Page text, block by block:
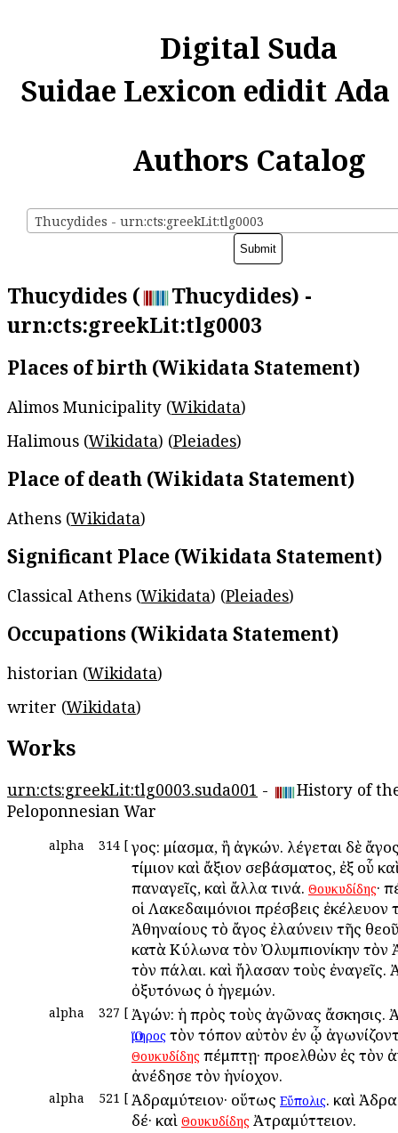
Digital Suda
Suidae Lexicon edidit
Authors Catalog
Thucydides - urn:cts:greekLit:tlg0003
Thucydides (
Thucydides) -
urn:cts:greekLit:tlg0003
Places of birth (Wikidata Statement)
Alimos Municipality (Wikidata)
Halimous (Wikidata) (Pleiades)
Place of death (Wikidata Statement)
Athens (Wikidata)
Significant Place (Wikidata Statement)
Classical Athens (Wikidata) (Pleiades)
Occupations (Wikidata Statement)
historian (Wikidata)
writer (Wikidata)
Works
urn:cts:greekLit:tlg0003.suda001 -
History of
Peloponnesian War
alpha 314 [ Ἄγος: μίασμα, ἢ ἀγκών. λέγεται δὲ
τίμιον καὶ ἄξιον σεβάσματος, ἐξ οὗ
παναγεῖς, καὶ ἄλλα τινά. Θουκυδίδης·
οἱ Λακεδαιμόνιοι πρέσβεις ἐκέλευον
Ἀθηναίους τὸ ἄγος ἐλαύνειν τῆς
κατὰ Κύλωνα τὸν Ὀλυμπιονίκην τὸν
τὸν πάλαι. καὶ ἤλασαν τοὺς ἐναγεῖς.
ὀξυτόνως ὁ ἡγεμών.
alpha 327 [ Ἀγών: ἡ πρὸς τοὺς ἀγῶνας ἄσκησις.
Ὅμηρος τὸν τόπον αὐτὸν ἐν ᾧ
Θουκυδίδης πέμπτῃ· προελθὼν ἐς τὸν
ἀνέδησε τὸν ἡνίοχον.
alpha 521 [ Ἀδραμύτειον· οὕτως Εὔπολις. καὶ
δέ· καὶ Θουκυδίδης Ἀτραμύττειον.